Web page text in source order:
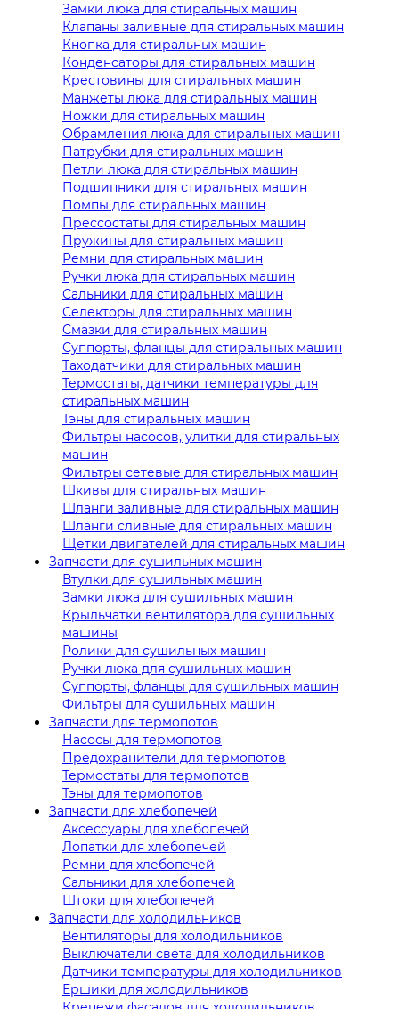
Замки люка для стиральных машин
Клапаны заливные для стиральных машин
Кнопка для стиральных машин
Конденсаторы для стиральных машин
Крестовины для стиральных машин
Манжеты люка для стиральных машин
Ножки для стиральных машин
Обрамления люка для стиральных машин
Патрубки для стиральных машин
Петли люка для стиральных машин
Подшипники для стиральных машин
Помпы для стиральных машин
Прессостаты для стиральных машин
Пружины для стиральных машин
Ремни для стиральных машин
Ручки люка для стиральных машин
Сальники для стиральных машин
Селекторы для стиральных машин
Смазки для стиральных машин
Суппорты, фланцы для стиральных машин
Таходатчики для стиральных машин
Термостаты, датчики температуры для
стиральных машин
Тэны для стиральных машин
Фильтры насосов, улитки для стиральных
машин
Фильтры сетевые для стиральных машин
Шкивы для стиральных машин
Шланги заливные для стиральных машин
Шланги сливные для стиральных машин
Щетки двигателей для стиральных машин
Запчасти для сушильных машин
Втулки для сушильных машин
Замки люка для сушильных машин
Крыльчатки вентилятора для сушильных
машины
Ролики для сушильных машин
Ручки люка для сушильных машин
Суппорты, фланцы для сушильных машин
Фильтры для сушильных машин
Запчасти для термопотов
Насосы для термопотов
Предохранители для термопотов
Термостаты для термопотов
Тэны для термопотов
Запчасти для хлебопечей
Аксессуары для хлебопечей
Лопатки для хлебопечей
Ремни для хлебопечей
Сальники для хлебопечей
Штоки для хлебопечей
Запчасти для холодильников
Вентиляторы для холодильников
Выключатели света для холодильников
Датчики температуры для холодильников
Ершики для холодильников